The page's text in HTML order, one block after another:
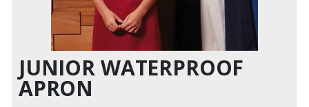
JUNIOR WATERPROOF
APRON